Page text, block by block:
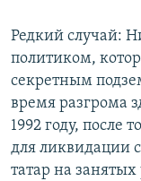
Редкий случай:
политиком,
секретным
время разгрома
1992 году, после
для ликвидации
татар на занятых